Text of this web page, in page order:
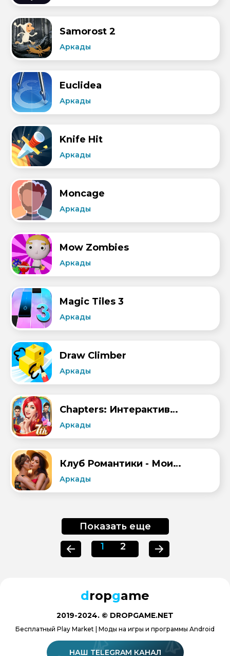
Samorost 2
Аркады
Euclidea
Аркады
Knife Hit
Аркады
Moncage
Аркады
Mow Zombies
Аркады
Magic Tiles 3
Аркады
Draw Climber
Аркады
Chapters: Интерактивные истории
Аркады
Клуб Романтики - Мои Истории
Аркады
Показать еще
1
2
dropgame
2019-2024. © DROPGAME.NET
Бесплатный Play Market | Моды на игры и программы Android
НАШ TELEGRAM КАНАЛ